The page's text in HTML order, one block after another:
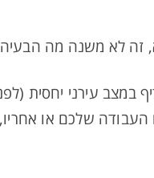
זה לא משנה מה
עדיף במצב עירני
שלכם או